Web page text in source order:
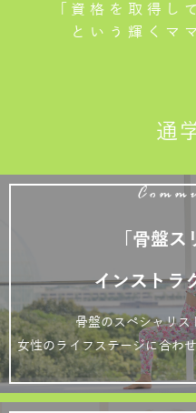
「資格を取得し
という輝くマ
通
「骨盤ス
インストラ
骨盤のスペシャリス
女性のライフステージに合わ